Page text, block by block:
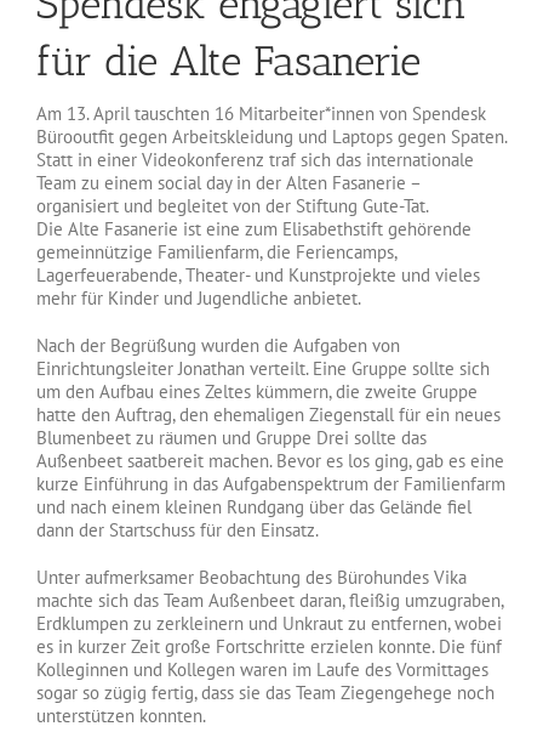
für die Alte Fasanerie
Am 13. April tauschten 16 Mitarbeiter*innen von Spendesk
Bürooutfit gegen Arbeitskleidung und Laptops gegen Spaten.
Statt in einer Videokonferenz traf sich das internationale
Team zu einem social day in der Alten Fasanerie –
organisiert und begleitet von der Stiftung Gute-Tat.
Die Alte Fasanerie ist eine zum Elisabethstift gehörende
gemeinnützige Familienfarm, die Feriencamps,
Lagerfeuerabende, Theater- und Kunstprojekte und vieles
mehr für Kinder und Jugendliche anbietet.
Nach der Begrüßung wurden die Aufgaben von
Einrichtungsleiter Jonathan verteilt. Eine Gruppe sollte sich
um den Aufbau eines Zeltes kümmern, die zweite Gruppe
hatte den Auftrag, den ehemaligen Ziegenstall für ein neues
Blumenbeet zu räumen und Gruppe Drei sollte das
Außenbeet saatbereit machen. Bevor es los ging, gab es eine
kurze Einführung in das Aufgabenspektrum der Familienfarm
und nach einem kleinen Rundgang über das Gelände fiel
dann der Startschuss für den Einsatz.
Unter aufmerksamer Beobachtung des Bürohundes Vika
machte sich das Team Außenbeet daran, fleißig umzugraben,
Erdklumpen zu zerkleinern und Unkraut zu entfernen, wobei
es in kurzer Zeit große Fortschritte erzielen konnte. Die fünf
Kolleginnen und Kollegen waren im Laufe des Vormittages
sogar so zügig fertig, dass sie das Team Ziegengehege noch
unterstützen konnten.